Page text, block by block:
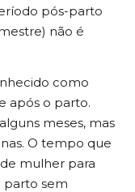
pós-parto
não é
como
após o parto.
meses, mas
O tempo que
mulher para
sem